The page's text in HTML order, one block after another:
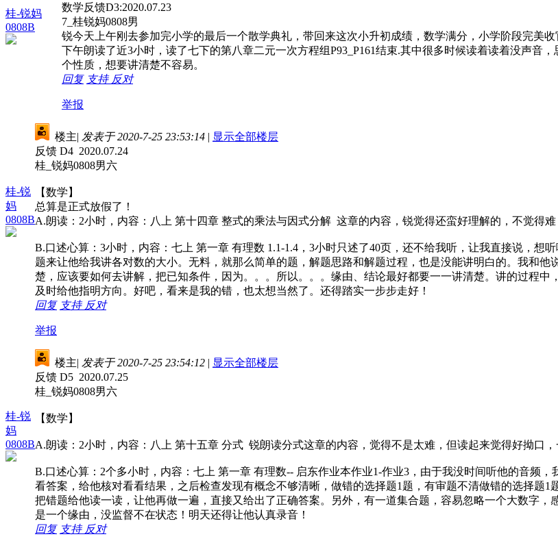
桂-锐妈
0808B
数学反馈D3:2020.07.23
7_桂锐妈0808男
锐今天上午刚去参加完小学的最后一个散学典礼，带回来这次小升初成绩，数学满分，小学阶段完美收
下午朗读了近3小时，读了七下的第八章二元一次方程组P93_P161结束.其中很多时候读着读着没声音
个性质，想要讲清楚不容易。
回复 支持 反对
举报
桂-锐
妈
0808B
楼主| 发表于 2020-7-25 23:53:14 | 显示全部楼层
反馈 D4 2020.07.24
桂_锐妈0808男六
【数学】
总算是正式放假了！
A.朗读：2小时，内容：八上 第十四章 整式的乘法与因式分解 这章的内容，锐觉得还蛮好理解的，不觉得
B.口述心算：3小时，内容：七上 第一章 有理数 1.1-1.4，3小时只述了40页，还不给我听，让我直接说，想
题来让他给我讲各对数的大小。无料，就那么简单的题，解题思路和解题过程，也是没能讲明白的。我和
楚，应该要如何去讲解，把已知条件，因为。。。所以。。。缘由、结论最好都要一一讲清楚。讲的过程
及时给他指明方向。好吧，看来是我的错，也太想当然了。还得踏实一步步走好！
回复 支持 反对
举报
桂-锐
妈
0808B
楼主| 发表于 2020-7-25 23:54:12 | 显示全部楼层
反馈 D5 2020.07.25
桂_锐妈0808男六
【数学】
A.朗读：2小时，内容：八上 第十五章 分式 锐朗读分式这章的内容，觉得不是太难，但读起来觉得好拗口，
B.口述心算：2个多小时，内容：七上 第一章 有理数-- 启东作业本作业1-作业3，由于我没时间听他的音频
看答案，给他核对看看结果，之后检查发现有概念不够清晰，做错的选择题1题，有审题不清做错的选择题
把错题给他读一读，让他再做一遍，直接又给出了正确答案。另外，有一道集合题，容易忽略一个大数字
是一个缘由，没监督不在状态！明天还得让他认真录音！
回复 支持 反对